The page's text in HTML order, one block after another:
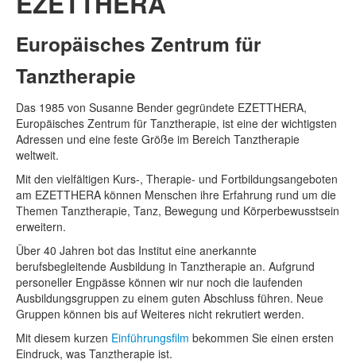
Europäisches Zentrum für
Tanztherapie
Das 1985 von Susanne Bender gegründete EZETTHERA,
Europäisches Zentrum für Tanztherapie, ist eine der wichtigsten
Adressen und eine feste Größe im Bereich Tanztherapie
weltweit.
Mit den vielfältigen Kurs-, Therapie- und Fortbildungsangeboten
am EZETTHERA können Menschen ihre Erfahrung rund um die
Themen Tanztherapie, Tanz, Bewegung und Körperbewusstsein
erweitern.
Über 40 Jahren bot das Institut eine anerkannte
berufsbegleitende Ausbildung in Tanztherapie an. Aufgrund
personeller Engpässe können wir nur noch die laufenden
Ausbildungsgruppen zu einem guten Abschluss führen. Neue
Gruppen können bis auf Weiteres nicht rekrutiert werden.
Mit diesem kurzen Einführungsfilm bekommen Sie einen ersten
Eindruck, was Tanztherapie ist.